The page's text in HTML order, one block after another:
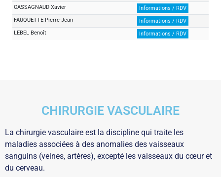
CASSAGNAUD Xavier
Informations / RDV
FAUQUETTE Pierre-Jean
Informations / RDV
LEBEL Benoît
Informations / RDV
CHIRURGIE VASCULAIRE
La chirurgie vasculaire est la discipline qui traite les
maladies associées à des anomalies des vaisseaux
sanguins (veines, artères), excepté les vaisseaux du cœur et
du cerveau.